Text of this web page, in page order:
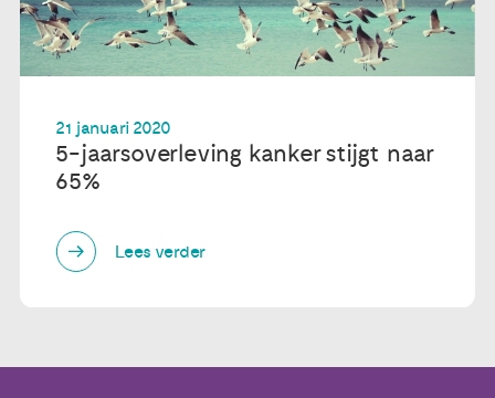
21 januari 2020
5-jaarsoverleving kanker stijgt naar
65%
Lees verder